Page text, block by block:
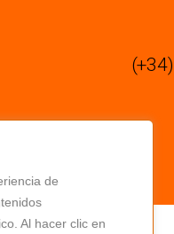
de
Al hacer clic en